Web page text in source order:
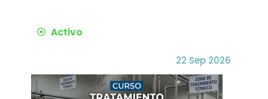
Activo
22 Sep 2026